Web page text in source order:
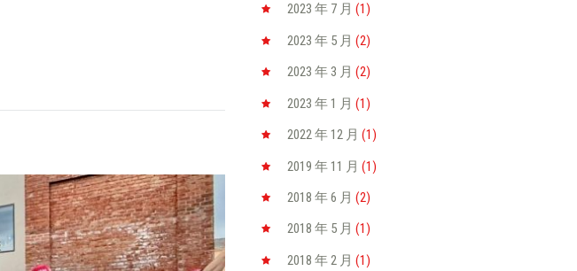
2023 年 7 月 (1)
2023 年 5 月 (2)
2023 年 3 月 (2)
2023 年 1 月 (1)
2022 年 12 月 (1)
2019 年 11 月 (1)
2018 年 6 月 (2)
2018 年 5 月 (1)
2018 年 2 月 (1)